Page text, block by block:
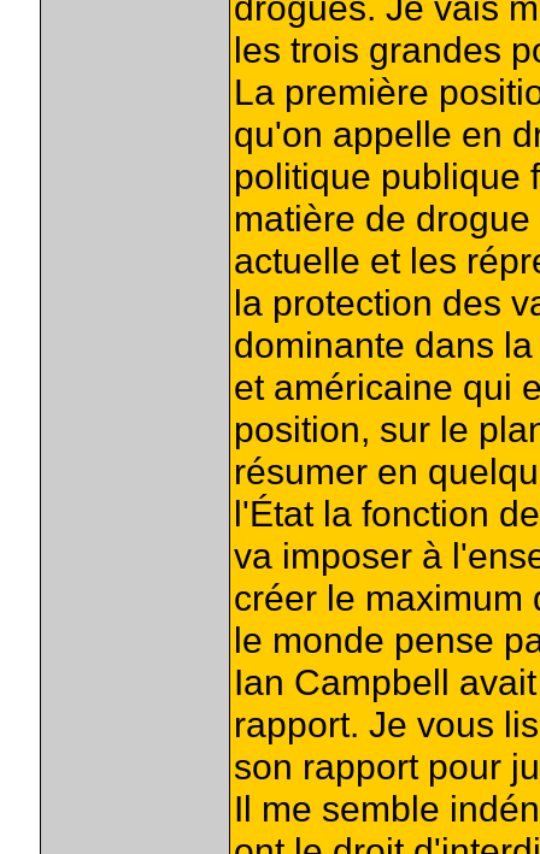
les trois grandes
La première
qu'on appelle en
politique publique
matière de
actuelle et les
la protection des
dominante dans
et américaine qui
position, sur le
résumer en
l'État la fonction
va imposer à
créer le maximum
le monde pense
Ian Campbell
rapport. Je vous
son rapport pour
Il me semble